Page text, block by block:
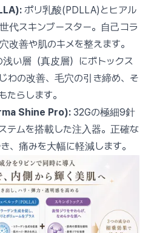
ポリ乳酸(PDLLA)とヒアル
代スキンブースター。自己コラ
改善や肌のキメを整えます。
浅い層（真皮層）にボトックス
わの改善、毛穴の引き締め、そ
たらします。
Shine Pro): 32Gの極細9針
テムを搭載した注入器。正確な
、痛みを大幅に軽減します。